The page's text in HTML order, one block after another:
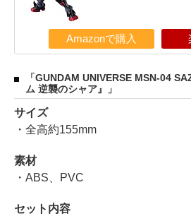
Amazonで購入
「GUNDAM UNIVERSE MSN-04
ム 逆襲のシャア』」
サイズ
・全高約155mm
素材
・ABS、PVC
セット内容